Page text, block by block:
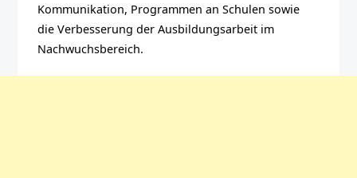
Kommunikation, Programmen an Schulen sowie
die Verbesserung der Ausbildungsarbeit im
Nachwuchsbereich.